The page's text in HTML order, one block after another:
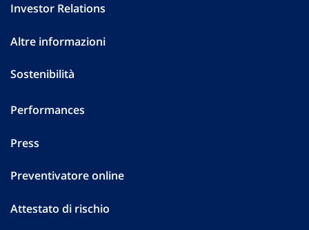
Investor Relations
Altre informazioni
Sostenibilità
Performances
Press
Preventivatore online
Attestato di rischio